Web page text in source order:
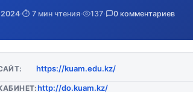
2024·⏱️ 7 мин чтения· 137· 0 комментариев
https://kuam.edu.kz/
http://do.kuam.kz/